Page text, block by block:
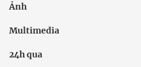
Ảnh
Multimedia
24h qua